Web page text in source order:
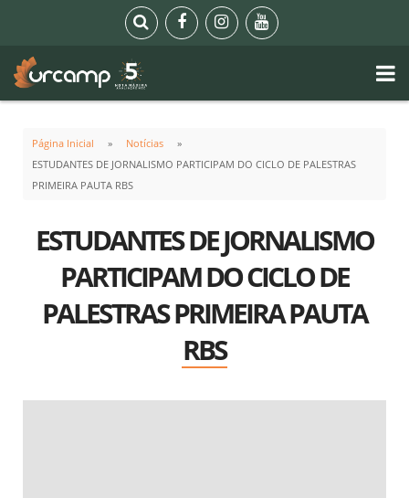
Página Inicial
Notícias
ESTUDANTES DE JORNALISMO PARTICIPAM DO CICLO DE PALESTRAS
PRIMEIRA PAUTA RBS
ESTUDANTES DE JORNALISMO
PARTICIPAM DO CICLO DE
PALESTRAS PRIMEIRA PAUTA
RBS